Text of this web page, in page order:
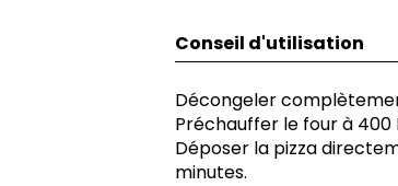
Conseil d'utilisation
Décongeler
Préchauffer le four à 400
Déposer la pizza
minutes.